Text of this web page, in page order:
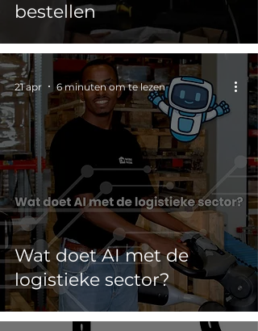
bestellen
Wat doet AI met de
logistieke sector?
21 apr 6 minuten om te lezen